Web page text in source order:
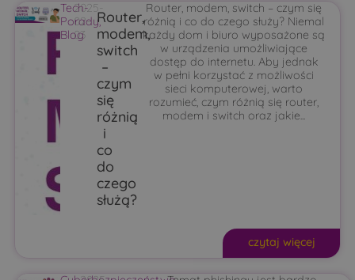
Tech-
Porady,
Blog
2025-
02-
03
Router,
modem,
switch
–
czym
się
różnią
i
co
do
czego
służą?
Router, modem, switch – czym się
różnią i co do czego służy? Niemal
każdy dom i biuro wyposażone są
w urządzenia umożliwiające
dostęp do internetu. Aby jednak
w pełni korzystać z możliwości
sieci komputerowej, warto
rozumieć, czym różnią się router,
modem i switch oraz jakie...
czytaj więcej